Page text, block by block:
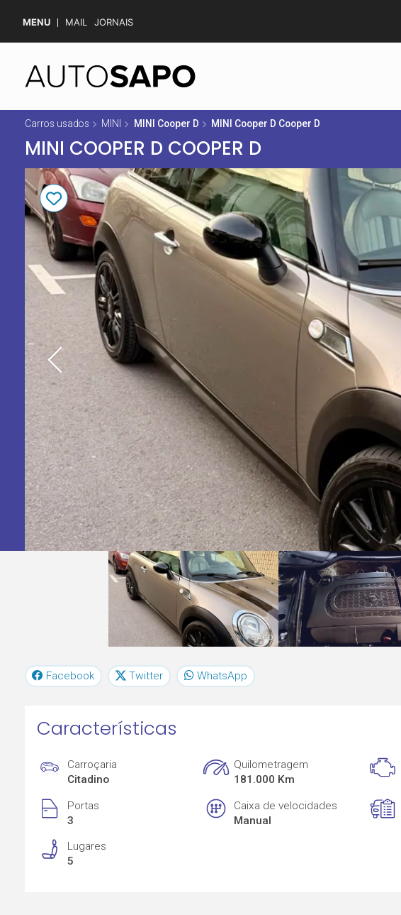
MENU MAIL JORNAIS
Carros usados MINI MINI Cooper D MINI Cooper D Cooper D
MINI COOPER D COOPER D
Facebook Twitter WhatsApp
Características
Carroçaria
Citadino
Quilometragem
181.000 Km
Portas
3
Caixa de velocidades
Manual
Lugares
5